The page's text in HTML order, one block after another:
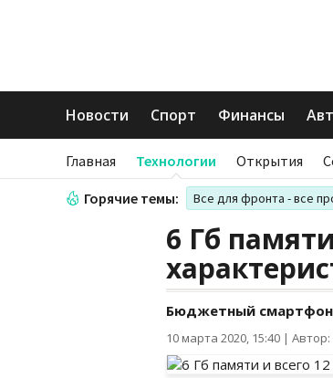
Новости Спорт Финансы
Главная Технологии Открытия
Горячие темы: Все для фронта - все
6 Гб
Бюджетный смартфон
10 марта 2020, 15:40 |